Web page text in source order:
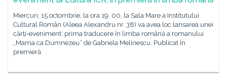
Miercuri, 15 octombrie, la ora 19. 00, la Sala Mare a Institutului
Cultural Român (Aleea Alexandru nr. 38) va avea loc lansarea unei
cărți-eveniment: prima traducere în limba română a romanului
„Mama ca Dumnezeu” de Gabriela Melinescu. Publicat în
premieră